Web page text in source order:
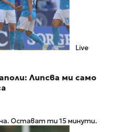
Live
Липсва ми само
Остават ти 15 минути.